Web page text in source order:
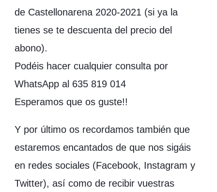
de Castellonarena 2020-2021 (si ya la
tienes se te descuenta del precio del
abono).
Podéis hacer cualquier consulta por
WhatsApp al 635 819 014
Esperamos que os guste!!
Y por último os recordamos también que
estaremos encantados de que nos sigáis
en redes sociales (Facebook, Instagram y
Twitter), así como de recibir vuestras